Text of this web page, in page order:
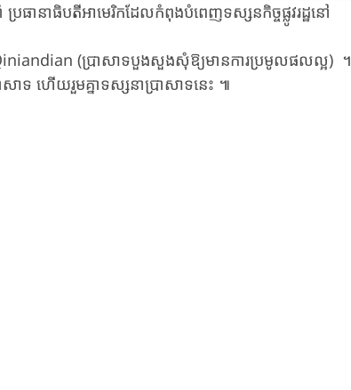
ធានាធិបតី​អាមេរិក​ដែល​កំពុង​បំពេញទស្សនកិច្ច​ផ្លូវរដ្ឋ​នៅ
​(ប្រាសាទ​បួងសួង​សុំឱ្យមាន​ការប្រមូល​ផលល្អ​) ​ ។
ាទ​ ​ហើយរួមគ្នា​ទស្សនា​ប្រាសាទនេះ ៕